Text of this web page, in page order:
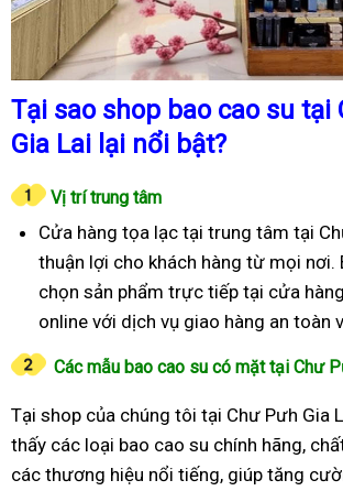
Tại sao shop bao cao su tại
Gia Lai lại nổi bật?
Vị trí trung tâm
Cửa hàng tọa lạc tại trung tâm tại
thuận lợi cho khách hàng từ mọi nơi.
chọn sản phẩm trực tiếp tại cửa
online với dịch vụ giao hàng an toàn
Các mẫu bao cao su có mặt tại Chư
Tại shop của chúng tôi tại Chư Pưh Gia
thấy các loại bao cao su chính hãng,
các thương hiệu nổi tiếng, giúp tăng